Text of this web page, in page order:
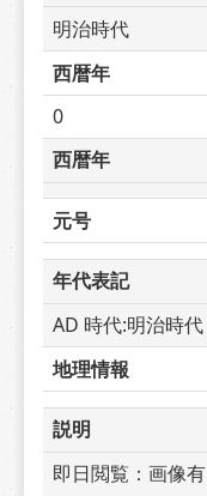
明治時代
西暦年
0
西暦年
元号
年代表記
AD 時代:明治時代
地理情報
説明
即日閲覧：画像有